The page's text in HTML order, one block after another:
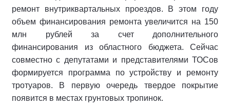
ремонт внутриквартальных проездов. В этом году
объем финансирования ремонта увеличится на 150
млн рублей за счет дополнительного
финансирования из областного бюджета. Сейчас
совместно с депутатами и представителями ТОСов
формируется программа по устройству и ремонту
тротуаров. В первую очередь твердое покрытие
появится в местах грунтовых тропинок.